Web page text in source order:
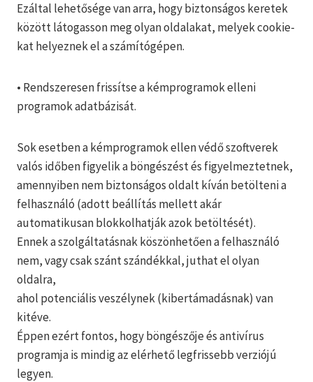
Ezáltal lehetősége van arra, hogy biztonságos keretek
között látogasson meg olyan oldalakat, melyek cookie-
kat helyeznek el a számítógépen.
• Rendszeresen frissítse a kémprogramok elleni
programok adatbázisát.
Sok esetben a kémprogramok ellen védő szoftverek
valós időben figyelik a böngészést és figyelmeztetnek,
amennyiben nem biztonságos oldalt kíván betölteni a
felhasználó (adott beállítás mellett akár
automatikusan blokkolhatják azok betöltését).
Ennek a szolgáltatásnak köszönhetően a felhasználó
nem, vagy csak szánt szándékkal, juthat el olyan
oldalra,
ahol potenciális veszélynek (kibertámadásnak) van
kitéve.
Éppen ezért fontos, hogy böngészője és antivírus
programja is mindig az elérhető legfrissebb verziójú
legyen.